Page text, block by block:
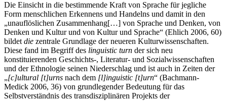
Die Einsicht in die bestimmende Kraft von Sprache für jegliche
Form menschlichen Erkennens und Handelns und damit in den
„unauflöslichen Zusammenhang[…] von Sprache und Denken, von
Denken und Kultur und von Kultur und Sprache“ (Ehlich 2006, 60)
bildet die zentrale Grundlage der neueren Kulturwissenschaften.
Diese fand im Begriff des linguistic turn der sich neu
konstituierenden Geschichts-, Literatur- und Sozialwissenschaften
und der Ethnologie seinen Niederschlag und ist auch in Zeiten der
„[c]ultural [t]urns nach dem [l]inguistic [t]urn“ (Bachmann-
Medick 2006, 36) von grundlegender Bedeutung für das
Selbstverständnis des transdisziplinären Projekts der